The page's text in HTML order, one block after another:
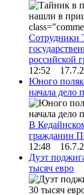
Сотрудники
российской
12:52
Юного
начала дело
В
гражданин
12:48
Дуэт
тысяч евро